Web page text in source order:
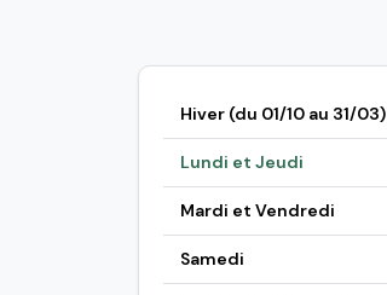
Hiver (du 01/10 au 31/03)
Lundi et Jeudi
Mardi et Vendredi
Samedi